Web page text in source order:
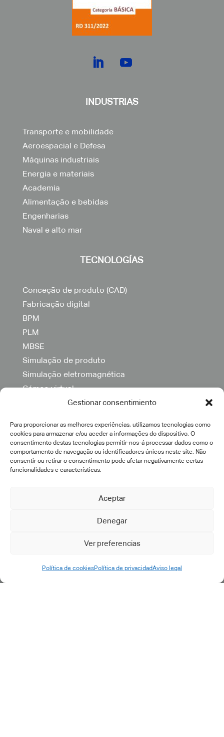
Gestionar consentimiento
Para proporcionar as melhores experiências, utilizamos tecnologias como
cookies para armazenar e/ou aceder a informações do dispositivo. O
consentimento destas tecnologias permitir-nos-á processar dados como o
comportamento de navegação ou identificadores únicos neste site. Não
consentir ou retirar o consentimento pode afetar negativamente certas
funcionalidades e características.
Aceptar
Denegar
Ver preferencias
Política de cookiesPolítica de privacidadAviso legal
INDUSTRIAS
Transporte e mobilidade
Aeroespacial e Defesa
Máquinas industriais
Energia e materiais
Academia
Alimentação e bebidas
Engenharias
Naval e alto mar
TECNOLOGÍAS
Conceção de produto (CAD)
Fabricação digital
BPM
PLM
MBSE
Simulação de produto
Simulação eletromagnética
Gémeo virtual
Otimização topológica
SOLUÇÕES
3DEXPERIENCE